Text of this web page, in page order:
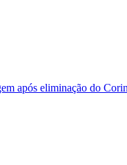
após eliminação do